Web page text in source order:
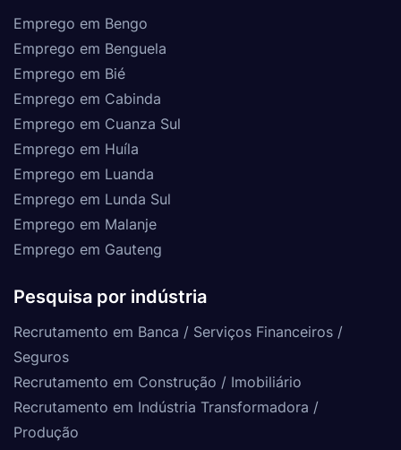
Emprego em Bengo
Emprego em Benguela
Emprego em Bié
Emprego em Cabinda
Emprego em Cuanza Sul
Emprego em Huíla
Emprego em Luanda
Emprego em Lunda Sul
Emprego em Malanje
Emprego em Gauteng
Pesquisa por indústria
Recrutamento em Banca / Serviços Financeiros /
Seguros
Recrutamento em Construção / Imobiliário
Recrutamento em Indústria Transformadora /
Produção